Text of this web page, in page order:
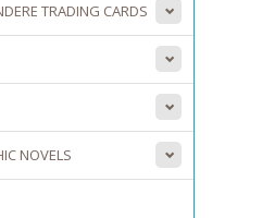
TRADING CARDS
NOVELS